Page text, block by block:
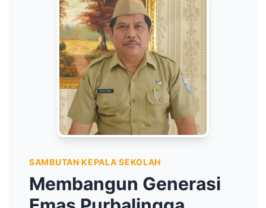
SAMBUTAN KEPALA SEKOLAH
Membangun Generasi